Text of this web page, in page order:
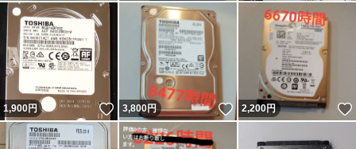
1,900円 いいね！
3,800円 いいね！
2,200円